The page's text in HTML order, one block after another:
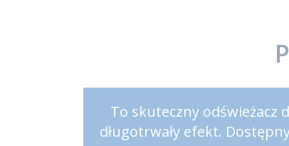
To skuteczny odświeżacz
długotrwały efekt.